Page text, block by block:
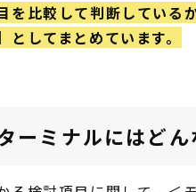
を比較して判断している
してまとめています。
ーミナルにはどん